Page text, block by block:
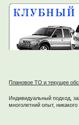
Плановое ТО и текущее
Индивидуальный подход,
многолетний опыт,